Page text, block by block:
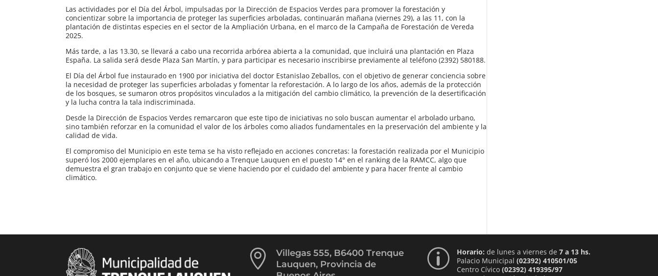
Las actividades por el Día del Árbol, impulsadas por la Dirección de Espacios Verdes para promover la forestación y
concientizar sobre la importancia de proteger las superficies arboladas, continuarán mañana (viernes 29), a las 11, con la
plantación de distintas especies en el sector de la Ampliación Urbana, en el marco de la Campaña de Forestación de Vereda
2025.
Más tarde, a las 13.30, se llevará a cabo una recorrida arbórea abierta a la comunidad, que incluirá una plantación en Plaza
España. La salida será desde Plaza San Martín, y para participar es necesario inscribirse previamente al teléfono (2392) 580188.
El Día del Árbol fue instaurado en 1900 por iniciativa del doctor Estanislao Zeballos, con el objetivo de generar conciencia sobre
la necesidad de proteger las superficies arboladas y fomentar la reforestación. A lo largo de los años, además de la protección
de los bosques, se sumaron otros propósitos vinculados a la mitigación del cambio climático, la prevención de la desertificación
y la lucha contra la tala indiscriminada.
Desde la Dirección de Espacios Verdes remarcaron que este tipo de iniciativas no solo buscan aumentar el arbolado urbano,
sino también reforzar en la comunidad el valor de los árboles como aliados fundamentales en la preservación del ambiente y la
calidad de vida.
El compromiso del Municipio en este tema se ha visto reflejado en acciones concretas: la forestación realizada por el Municipio
superó los 2000 ejemplares en el año, ubicando a Trenque Lauquen en el puesto 14° en el ranking de la RAMCC, algo que
demuestra el gran trabajo en conjunto que se viene haciendo por el cuidado del ambiente y para hacer frente al cambio
climático.

Villegas 555, B6400 Trenque
Lauquen, Provincia de
p Horario: de lunes a viernes de 7 a 13 hs.
Palacio Municipal (02392) 410501/05
Centro Cívico (02392) 419395/97